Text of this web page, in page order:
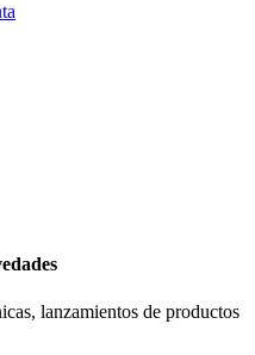
lanzamientos de productos